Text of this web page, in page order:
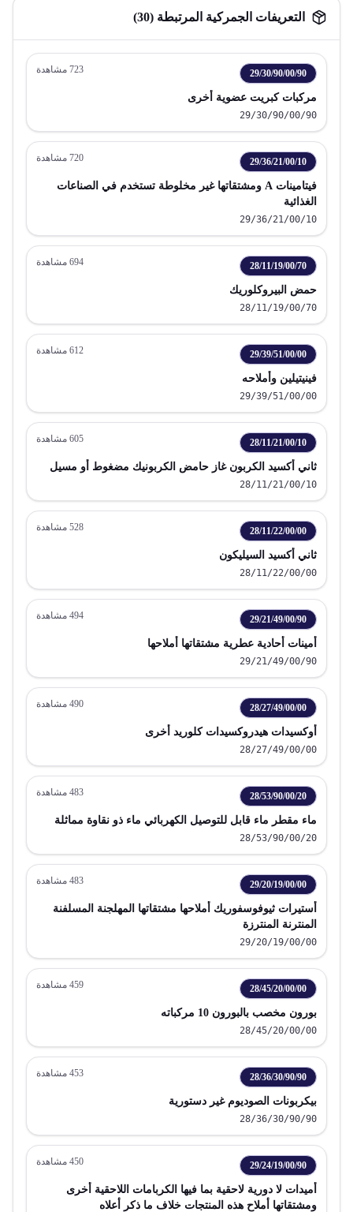
التعريفات الجمركية المرتبطة (30
)
29/30/90/00/90
723 مشاهدة
مركبات كبريت عضوية أخرى
29/30/90/00/90
29/36/21/00/10
720 مشاهدة
فيتامينات A ومشتقاتها غير مخلوطة تستخدم في الصناعات
الغذائية
29/36/21/00/10
28/11/19/00/70
694 مشاهدة
حمض البيروكلوريك
28/11/19/00/70
29/39/51/00/00
612 مشاهدة
فينيتيلين وأملاحه
29/39/51/00/00
28/11/21/00/10
605 مشاهدة
ثاني أكسيد الكربون غاز حامض الكربونيك مضغوط أو مسيل
28/11/21/00/10
28/11/22/00/00
528 مشاهدة
ثاني أكسيد السيليكون
28/11/22/00/00
29/21/49/00/90
494 مشاهدة
أمينات أحادية عطرية مشتقاتها أملاحها
29/21/49/00/90
28/27/49/00/00
490 مشاهدة
أوكسيدات هيدروكسيدات كلوريد أخرى
28/27/49/00/00
28/53/90/00/20
483 مشاهدة
ماء مقطر ماء قابل للتوصيل الكهربائي ماء ذو نقاوة مماثلة
28/53/90/00/20
29/20/19/00/00
483 مشاهدة
أستيرات ثيوفوسفوريك أملاحها مشتقاتها المهلجنة المسلفنة
المنترنة المنترزة
29/20/19/00/00
28/45/20/00/00
459 مشاهدة
بورون مخصب بالبورون 10 مركباته
28/45/20/00/00
28/36/30/90/90
453 مشاهدة
بيكربونات الصوديوم غير دستورية
28/36/30/90/90
29/24/19/00/90
450 مشاهدة
أميدات لا دورية لاحقية بما فيها الكربامات اللاحقية أخرى
ومشتقاتها أملاح هذه المنتجات خلاف ما ذكر أعلاه